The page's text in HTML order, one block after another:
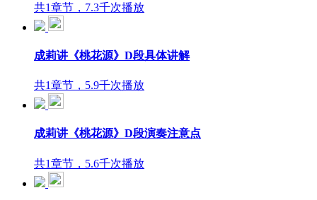
共1章节，7.3千次播放
成莉讲《桃花源》D段具体讲解
共1章节，5.9千次播放
成莉讲《桃花源》D段演奏注意点
共1章节，5.6千次播放